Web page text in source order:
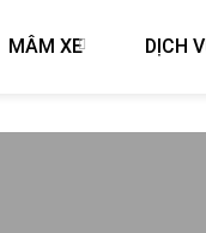
MÂM XE DỊCH